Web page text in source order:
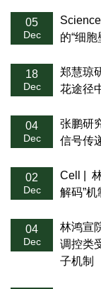
05
Dec
的“细胞
18
Dec
郑慧琼
花途径
04
Dec
张鹏研
信号传
02
Dec
Cell |
解码”
04
Dec
林鸿宣
调控类
子机制